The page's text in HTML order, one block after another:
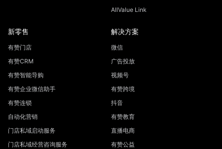
AllValue Link
新零售
有赞门店
有赞CRM
有赞智能导购
有赞企业微信助手
有赞连锁
自动化营销
门店私域启动服务
门店私域经营咨询服务
解决方案
微信
广告投放
视频号
有赞跨境
抖音
有赞教育
直播电商
有赞公益